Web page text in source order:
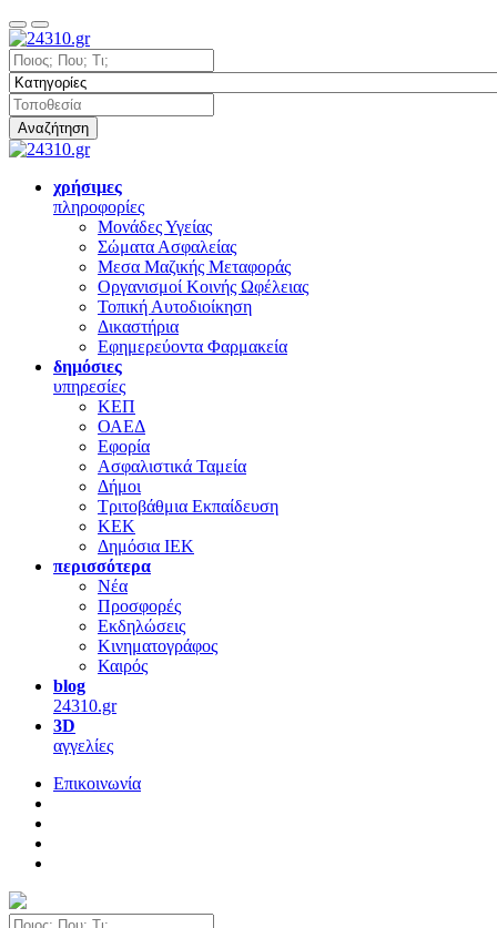
Αναζήτηση
χρήσιμες
πληροφορίες
Μονάδες Υγείας
Σώματα Ασφαλείας
Μεσα Μαζικής Μεταφοράς
Οργανισμοί Κοινής Ωφέλειας
Τοπική Αυτοδιοίκηση
Δικαστήρια
Εφημερεύοντα Φαρμακεία
δημόσιες
υπηρεσίες
ΚΕΠ
ΟΑΕΔ
Εφορία
Ασφαλιστικά Ταμεία
Δήμοι
Τριτοβάθμια Εκπαίδευση
ΚΕΚ
Δημόσια ΙΕΚ
περισσότερα
Νέα
Προσφορές
Εκδηλώσεις
Κινηματογράφος
Καιρός
blog
24310.gr
3D
αγγελίες
Επικοινωνία